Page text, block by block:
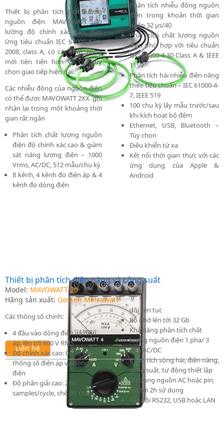
Thiết bị phân tích chất lượng
nguồn điện MAVOWATT đo
lường độ chính xác cao, đáp
ứng tiêu chuẩn IEC 61000-4-30:
2008, class A, có các chức năng
mới tiên tiến hơn và các tùy
chọn giao tiếp hiện đại.
Các nhiễu động của nguồn điện
có thể được MAVOWATT 2XX ghi
nhận lại trong một khoảng thời
gian rất ngắn
Phân tích chất lượng nguồn
điện độ chính xác cao & giám
sát năng lượng điện – 1000
Vrms, AC/DC, 512 mẫu/chu kỳ
8 kênh, 4 kênh đo điện áp & 4
kênh đo dòng điện
Phân tích nhiễu động nguồn
điện trong khoản thời gian
ngắn 32 μs/40
Phân tích chất lượng nguồn
điện phù hợp với tiêu chuẩn
IEC 61000-4-30 Class A & IEEE
1159
Phân tích hài nhiễu điện năng
theo tiêu chuẩn – IEC 61000-4-
7, IEEE 519
100 chu kỳ lấy mẫu trước/sau
khi kích hoạt bộ đệm
Ethernet, USB, Bluetooth –
Tùy chọn
Điều khiển từ xa
Kết nối thời gian thực với các
ứng dụng của Apple &
Android
Liên hệ
Thiết bị phân tích điện năng và công suất
Model: MAVOWATT 20
Hãng sản xuất: Gossen Metrawatt
Các thông số chính:
4 đầu vào dòng điện và điện
áp, lên tới 600 V RMS
Độ chính xác cao: 0.1 % cho
thông số điện áp và dòng
điện
Độ phân giải cao: 256
samples/cycle, chế độ theo
dõi liên tục
Bộ nhớ lên tới 32 Gb
Khả năng phân tích chất
lượng nguồn điện 1 pha/ 3
pha AC/DC
Phân tích sóng hài, điện năng,
công suất, tự động thiết lập
Sử dụng nguồn AC hoặc pin,
lên tới 2h sử dụng
Kết nối RS232, USB hoặc LAN